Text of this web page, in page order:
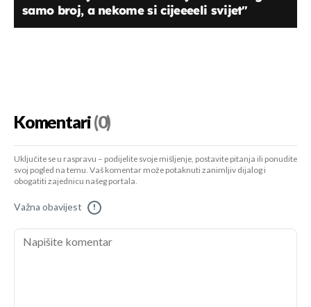
samo broj, a nekome si cijeeeeli svijet"
Komentari(0)
Uključite se u raspravu – podijelite svoje mišljenje, postavite pitanja ili ponudite
svoj pogled na temu. Vaš komentar može potaknuti zanimljiv dijalog i
obogatiti zajednicu našeg portala.
Važna obavijest !